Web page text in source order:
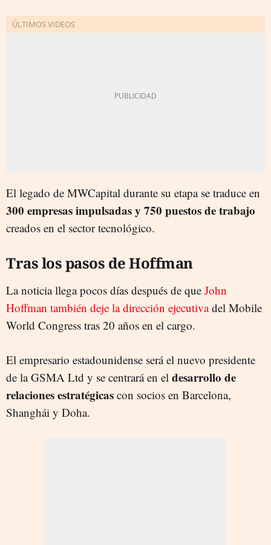
El legado de MWCapital durante su etapa se traduce en
300 empresas impulsadas y 750 puestos de trabajo
creados en el sector tecnológico.
Tras los pasos de Hoffman
La noticia llega pocos días después de que John
Hoffman también deje la dirección ejecutivadel Mobile
World Congress tras 20 años en el cargo.
El empresario estadounidense será el nuevo presidente
de la GSMA Ltd y se centrará en el desarrollo de
relaciones estratégicas con socios en Barcelona,
Shanghái y Doha.